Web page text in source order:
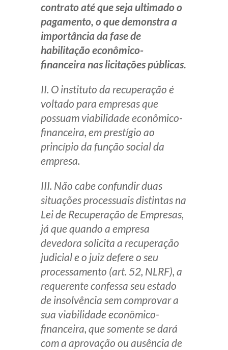
contrato até que seja ultimado o
pagamento, o que demonstra a
importância da fase de
habilitação econômico-
financeira nas licitações públicas.
II. O instituto da recuperação é
voltado para empresas que
possuam viabilidade econômico-
financeira, em prestígio ao
princípio da função social da
empresa.
III. Não cabe confundir duas
situações processuais distintas na
Lei de Recuperação de Empresas,
já que quando a empresa
devedora solicita a recuperação
judicial e o juiz defere o seu
processamento (art. 52, NLRF), a
requerente confessa seu estado
de insolvência sem comprovar a
sua viabilidade econômico-
financeira, que somente se dará
com a aprovação ou ausência de